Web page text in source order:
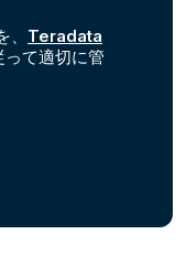
Teradata
って適切に管